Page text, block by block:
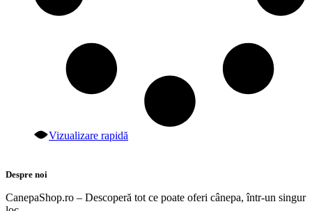
Vizualizare rapidă
Despre noi
CanepaShop.ro – Descoperă tot ce poate oferi cânepa, într-un singur